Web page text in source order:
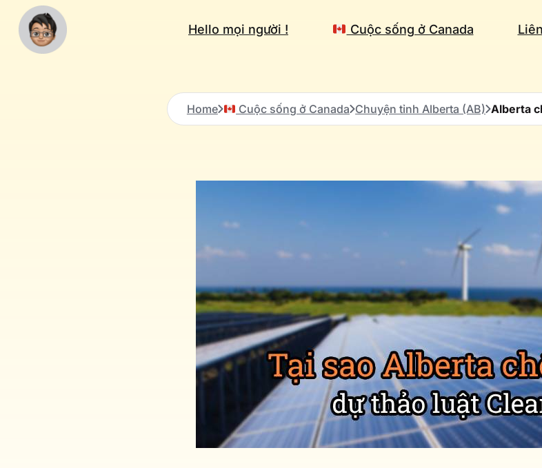
Hello mọi người ! Cuộc sống ở Canada
Home Cuộc sống ở Canada Chuyện tỉnh Alberta (AB) Alberta